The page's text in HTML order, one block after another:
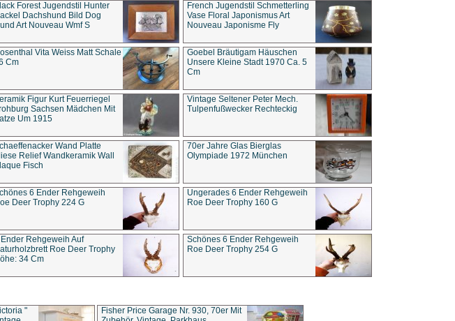
Forest Jugendstil Hunter
Dachshund Bild Dog
Art Nouveau Wmf S
French Jugendstil Schmetterling
Vase Floral Japonismus Art
Nouveau Japonisme Fly
Vita Weiss Matt Schale
Cm
Goebel Bräutigam Häuschen
Unsere Kleine Stadt 1970 Ca. 5
Cm
Figur Kurt Feuerriegel
Sachsen Mädchen Mit
Um 1915
Vintage Seltener Peter Mech.
Tulpenfußwecker Rechteckig
Wand Platte
Relief Wandkeramik Wall
Fisch
70er Jahre Glas Bierglas
Olympiade 1972 München
6 Ender Rehgeweih
Deer Trophy 224 G
Ungerades 6 Ender Rehgeweih
Roe Deer Trophy 160 G
Rehgeweih Auf
Roe Deer Trophy
34 Cm
Schönes 6 Ender Rehgeweih
Roe Deer Trophy 254 G
"
Fisher Price Garage Nr. 930, 70er Mit